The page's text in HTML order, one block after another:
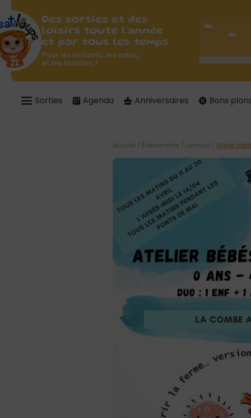
Des sorties et des
loisirs toute l'année
et par tous les temps
Pour les enfants, les ados,
et les familles !
Sorties Agenda Anniversaires Bons
Accueil / Évènements / Lannion / Atelier